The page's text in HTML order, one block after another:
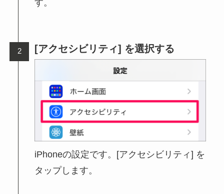
す。
[アクセシビリティ] を選択する
iPhoneの設定です。[アクセシビリティ] を
タップします。